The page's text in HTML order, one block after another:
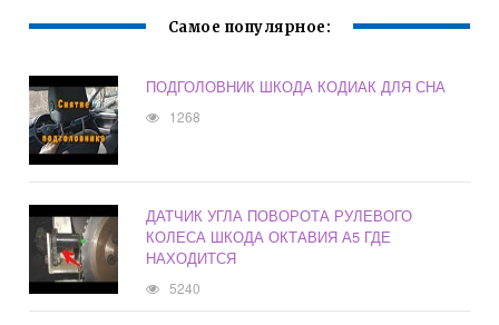
Самое популярное:
ПОДГОЛОВНИК ШКОДА КОДИАК ДЛЯ СНА
1268
ДАТЧИК УГЛА ПОВОРОТА РУЛЕВОГО
КОЛЕСА ШКОДА ОКТАВИЯ А5 ГДЕ
НАХОДИТСЯ
5240